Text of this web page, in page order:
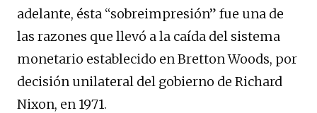
adelante, ésta “sobreimpresión” fue una de
las razones que llevó a la caída del sistema
monetario establecido en Bretton Woods, por
decisión unilateral del gobierno de Richard
Nixon, en 1971.